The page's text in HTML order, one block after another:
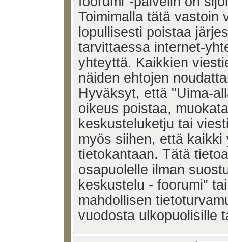
Toimimalla tätä vastoin
lopullisesti poistaa
tarvittaessa internet-
yhteyttä. Kaikkien
näiden ehtojen
Hyväksyt, että "Uima-
oikeus poistaa,
keskusteluketju tai
myös siihen, että
tietokantaan. Tätä
osapuolelle ilman
keskustelu - foorumi"
mahdollisen
vuodosta ulkopuolisille